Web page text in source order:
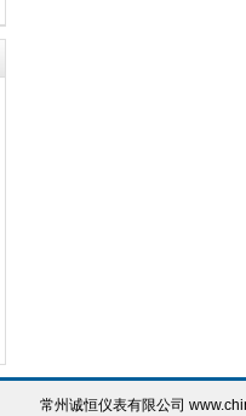
常州诚恒仪表有限公司